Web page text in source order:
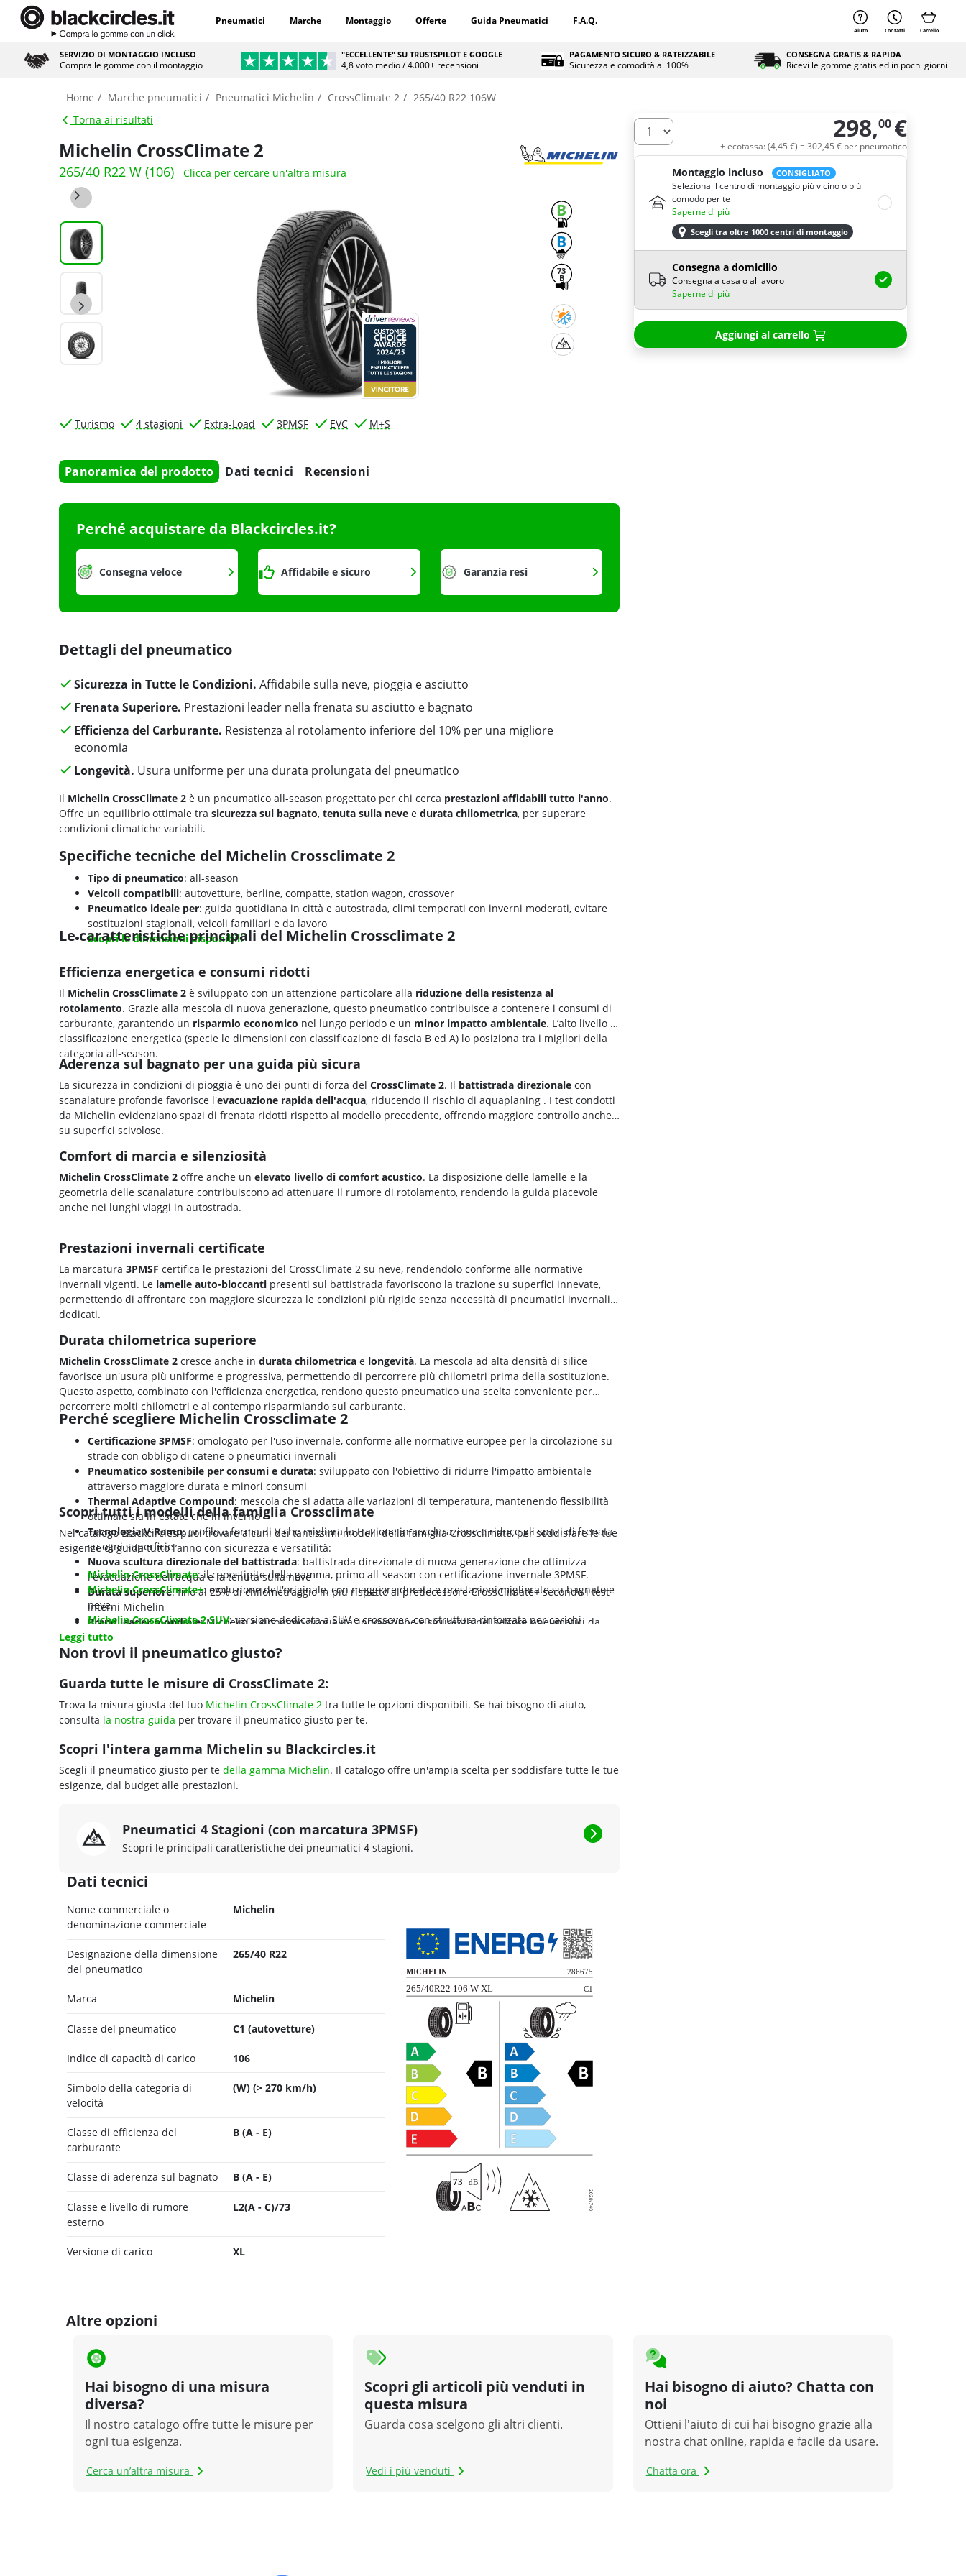
Pneumatici Marche Montaggio Offerte Guida Pneumatici F.A.Q.
Aiuto Contatti Carrello
SERVIZIO DI MONTAGGIO INCLUSO
Compra le gomme con il montaggio
"ECCELLENTE" SU TRUSTSPILOT E GOOGLE
4,8 voto medio / 4.000+ recensioni
PAGAMENTO SICURO & RATEIZZABILE
Sicurezza e comodità al 100%
CONSEGNA GRATIS & RAPIDA
Ricevi le gomme gratis ed in pochi giorni
Home Marche pneumatici Pneumatici Michelin CrossClimate 2
265/40 R22 106W
Torna ai risultati
Michelin CrossClimate 2
265/40 R22 W (106) Clicca per cercare un'altra misura
B
B
73
B
Turismo 4 stagioni Extra-Load 3PMSF EVC M+S
Panoramica del prodotto Dati tecnici Recensioni
Perché acquistare da Blackcircles.it?
Consegna veloce Affidabile e sicuro Garanzia resi
Dettagli del pneumatico
Sicurezza in Tutte le Condizioni. Affidabile sulla neve, pioggia e asciutto
Frenata Superiore. Prestazioni leader nella frenata su asciutto e bagnato
Efficienza del Carburante. Resistenza al rotolamento inferiore del 10% per una migliore
economia
Longevità. Usura uniforme per una durata prolungata del pneumatico
Il Michelin CrossClimate 2 è un pneumatico all-season progettato per chi cerca prestazioni affidabili tutto l'anno.
Offre un equilibrio ottimale tra sicurezza sul bagnato, tenuta sulla neve e durata chilometrica, per superare
condizioni climatiche variabili.
Specifiche tecniche del Michelin Crossclimate 2
Tipo di pneumatico: all-season
Veicoli compatibili: autovetture, berline, compatte, station wagon, crossover
Pneumatico ideale per: guida quotidiana in città e autostrada, climi temperati con inverni moderati, evitare
sostituzioni stagionali, veicoli familiari e da lavoro
Scopri le dimensioni disponibili
Le caratteristiche principali del Michelin Crossclimate 2
Efficienza energetica e consumi ridotti
Il Michelin CrossClimate 2 è sviluppato con un'attenzione particolare alla riduzione della resistenza al
rotolamento. Grazie alla mescola di nuova generazione, questo pneumatico contribuisce a contenere i consumi di
carburante, garantendo un risparmio economico nel lungo periodo e un minor impatto ambientale. L’alto livello di
classificazione energetica (specie le dimensioni con classificazione di fascia B ed A) lo posiziona tra i migliori della
categoria all-season.
Aderenza sul bagnato per una guida più sicura
La sicurezza in condizioni di pioggia è uno dei punti di forza del CrossClimate 2. Il battistrada direzionale con
scanalature profonde favorisce l'evacuazione rapida dell'acqua, riducendo il rischio di aquaplaning . I test condotti
da Michelin evidenziano spazi di frenata ridotti rispetto al modello precedente, offrendo maggiore controllo anche
su superfici scivolose.
Comfort di marcia e silenziosità
Michelin CrossClimate 2 offre anche un elevato livello di comfort acustico. La disposizione delle lamelle e la
geometria delle scanalature contribuiscono ad attenuare il rumore di rotolamento, rendendo la guida piacevole
anche nei lunghi viaggi in autostrada.
Prestazioni invernali certificate
La marcatura 3PMSF certifica le prestazioni del CrossClimate 2 su neve, rendendolo conforme alle normative
invernali vigenti. Le lamelle auto-bloccanti presenti sul battistrada favoriscono la trazione su superfici innevate,
permettendo di affrontare con maggiore sicurezza le condizioni più rigide senza necessità di pneumatici invernali
dedicati.
Durata chilometrica superiore
Michelin CrossClimate 2 cresce anche in durata chilometrica e longevità. La mescola ad alta densità di silice
favorisce un'usura più uniforme e progressiva, permettendo di percorrere più chilometri prima della sostituzione.
Questo aspetto, combinato con l'efficienza energetica, rendono questo pneumatico una scelta conveniente per
percorrere molti chilometri e al contempo risparmiando sul carburante.
Perché scegliere Michelin Crossclimate 2
Certificazione 3PMSF: omologato per l'uso invernale, conforme alle normative europee per la circolazione su
strade con obbligo di catene o pneumatici invernali
Pneumatico sostenibile per consumi e durata: sviluppato con l'obiettivo di ridurre l'impatto ambientale
attraverso maggiore durata e minori consumi
Thermal Adaptive Compound: mescola che si adatta alle variazioni di temperatura, mantenendo flessibilità
ottimale sia in estate che in inverno
Tecnologia V-Ramp: profilo a forma di V che migliora la trazione in accelerazione e riduce gli spazi di frenata
su ogni superficie
Nuova scultura direzionale del battistrada: battistrada direzionale di nuova generazione che ottimizza
l'evacuazione dell'acqua e la tenuta sulla neve
Durata superiore: fino al 25% di chilometraggio in più rispetto al predecessore CrossClimate+ secondo i test
interni Michelin
Brand leader mondiale: Michelin è sinonimo di qualità, innovazione e sicurezza nel settore pneumatici da
oltre 130 anni
Scopri tutti i modelli della famiglia Crossclimate
Nel catalogo Blackcircles puoi trovare alcuni dei tantissimi modelli della famiglia Crossclimate, per soddisfare le tue
esigenze di guida tutto l’anno con sicurezza e versatilità:
Michelin CrossClimate: il capostipite della gamma, primo all-season con certificazione invernale 3PMSF.
Michelin CrossClimate+: evoluzione dell'originale, con maggiore durata e prestazioni migliorate su bagnato e
neve.
Michelin CrossClimate 2 SUV:versione dedicata a SUV e crossover, con struttura rinforzata per carichi
maggiori e spalle ottimizzate
Michelin CrossClimate 3:nuova generazione 2024 con prestazioni migliorate su bagnato e maggiore
efficienza energetica
Michelin CrossClimate Camping:sviluppato per camper e van, con fianco rinforzato e portata elevata per
Leggi tutto
Non trovi il pneumatico giusto?
Guarda tutte le misure di CrossClimate 2:
Trova la misura giusta del tuo Michelin CrossClimate 2 tra tutte le opzioni disponibili. Se hai bisogno di aiuto,
consulta la nostra guida per trovare il pneumatico giusto per te.
Scopri l'intera gamma Michelin su Blackcircles.it
Scegli il pneumatico giusto per te della gamma Michelin. Il catalogo offre un'ampia scelta per soddisfare tutte le tue
esigenze, dal budget alle prestazioni.
Pneumatici 4 Stagioni (con marcatura 3PMSF)
Scopri le principali caratteristiche dei pneumatici 4 stagioni.
Dati tecnici
Nome commerciale o
denominazione commerciale
Michelin
Designazione della dimensione
del pneumatico
265/40 R22
Marca Michelin
Classe del pneumatico C1 (autovetture)
Indice di capacità di carico 106
Simbolo della categoria di
velocità
(W) (> 270 km/h)
Classe di efficienza del
carburante
B (A - E)
Classe di aderenza sul bagnato B (A - E)
Classe e livello di rumore
esterno
L2(A - C)/73
Versione di carico XL
Quantità 298,00 €
+ ecotassa: (4,45 €) = 302,45 € per pneumatico
Montaggio incluso CONSIGLIATO
Seleziona il centro di montaggio più vicino o più
comodo per te
Saperne di più
Scegli tra oltre 1000 centri di montaggio
Consegna a domicilio
Consegna a casa o al lavoro
Saperne di più
Aggiungi al carrello
Altre opzioni
Hai bisogno di una misura
diversa?
Il nostro catalogo offre tutte le misure per
ogni tua esigenza.
Cerca un’altra misura
Scopri gli articoli più venduti in
questa misura
Guarda cosa scelgono gli altri clienti.
Vedi i più venduti
Hai bisogno di aiuto? Chatta con
noi
Ottieni l'aiuto di cui hai bisogno grazie alla
nostra chat online, rapida e facile da usare.
Chatta ora